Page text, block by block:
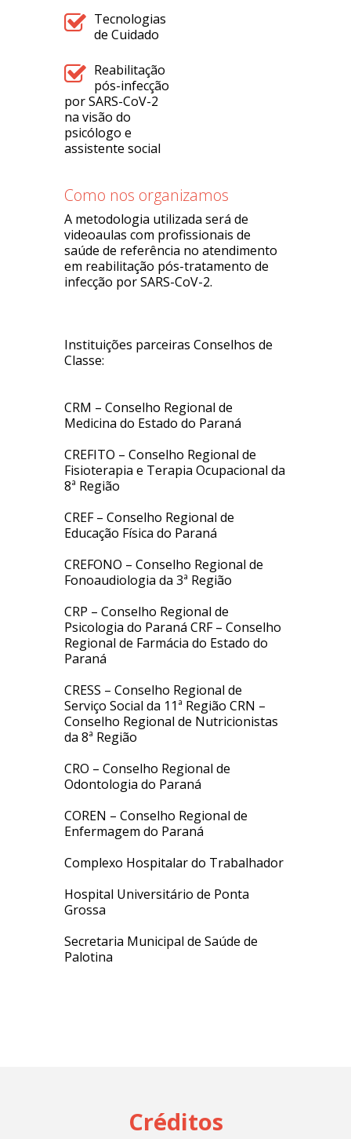
Tecnologias
de Cuidado
Reabilitação
pós-infecção
por SARS-CoV-2
na visão do
psicólogo e
assistente social
Como nos organizamos
A metodologia utilizada será de
videoaulas com profissionais de
saúde de referência no atendimento
em reabilitação pós-tratamento de
infecção por SARS-CoV-2.
Instituições parceiras Conselhos de
Classe:
CRM – Conselho Regional de
Medicina do Estado do Paraná
CREFITO – Conselho Regional de
Fisioterapia e Terapia Ocupacional da
8ª Região
CREF – Conselho Regional de
Educação Física do Paraná
CREFONO – Conselho Regional de
Fonoaudiologia da 3ª Região
CRP – Conselho Regional de
Psicologia do Paraná CRF – Conselho
Regional de Farmácia do Estado do
Paraná
CRESS – Conselho Regional de
Serviço Social da 11ª Região CRN –
Conselho Regional de Nutricionistas
da 8ª Região
CRO – Conselho Regional de
Odontologia do Paraná
COREN – Conselho Regional de
Enfermagem do Paraná
Complexo Hospitalar do Trabalhador
Hospital Universitário de Ponta
Grossa
Secretaria Municipal de Saúde de
Palotina
Créditos